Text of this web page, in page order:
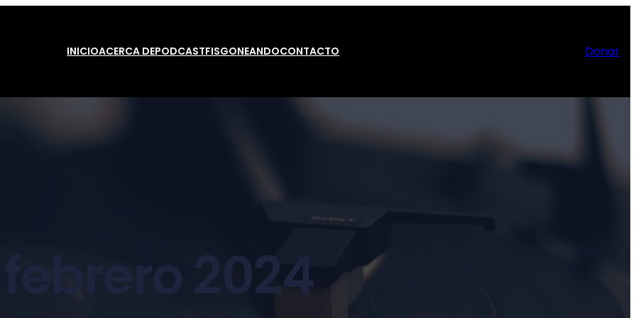
INICIOACERCA DEPODCASTFISGONEANDOCONTACTO Donar
febrero 2024